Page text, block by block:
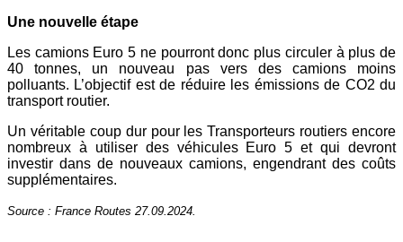
Une nouvelle étape
Les camions Euro 5 ne pourront donc plus circuler à plus de
40 tonnes, un nouveau pas vers des camions moins
polluants. L’objectif est de réduire les émissions de CO2 du
transport routier.
Un véritable coup dur pour les Transporteurs routiers encore
nombreux à utiliser des véhicules Euro 5 et qui devront
investir dans de nouveaux camions, engendrant des coûts
supplémentaires.
Source : France Routes 27.09.2024.